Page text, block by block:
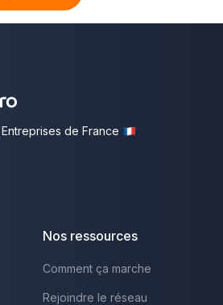
de France
Nos ressources
Comment ça marche
Rejoindre le réseau